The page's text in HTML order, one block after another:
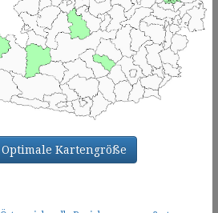
Optimale Kartengröße